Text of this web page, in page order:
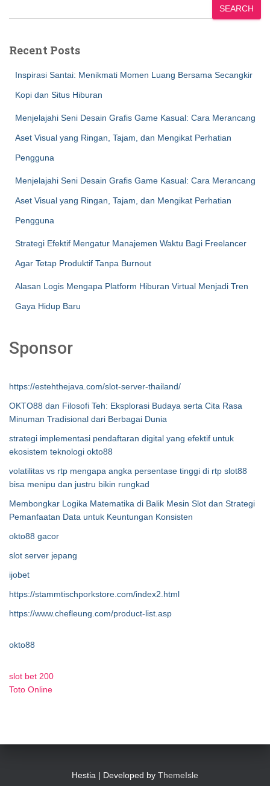
SEARCH
Recent Posts
Inspirasi Santai: Menikmati Momen Luang Bersama Secangkir
Kopi dan Situs Hiburan
Menjelajahi Seni Desain Grafis Game Kasual: Cara Merancang
Aset Visual yang Ringan, Tajam, dan Mengikat Perhatian
Pengguna
Menjelajahi Seni Desain Grafis Game Kasual: Cara Merancang
Aset Visual yang Ringan, Tajam, dan Mengikat Perhatian
Pengguna
Strategi Efektif Mengatur Manajemen Waktu Bagi Freelancer
Agar Tetap Produktif Tanpa Burnout
Alasan Logis Mengapa Platform Hiburan Virtual Menjadi Tren
Gaya Hidup Baru
Sponsor
https://estehthejava.com/slot-server-thailand/
OKTO88 dan Filosofi Teh: Eksplorasi Budaya serta Cita Rasa
Minuman Tradisional dari Berbagai Dunia
strategi implementasi pendaftaran digital yang efektif untuk
ekosistem teknologi okto88
volatilitas vs rtp mengapa angka persentase tinggi di rtp slot88
bisa menipu dan justru bikin rungkad
Membongkar Logika Matematika di Balik Mesin Slot dan Strategi
Pemanfaatan Data untuk Keuntungan Konsisten
okto88 gacor
slot server jepang
ijobet
https://stammtischporkstore.com/index2.html
https://www.chefleung.com/product-list.asp
okto88
slot bet 200
Toto Online
Hestia | Developed by ThemeIsle